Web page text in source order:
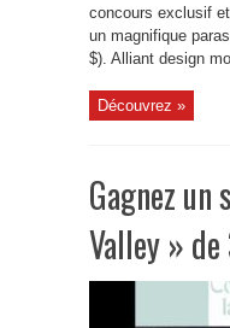
concours exclusif
un magnifique
$). Alliant design
Découvrez »
Gagnez un
Valley »